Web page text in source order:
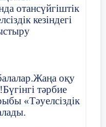
тәртібі мен
отансүйгіштік
кезіндегі
оқу
тәрбие
«Тәуелсіздік